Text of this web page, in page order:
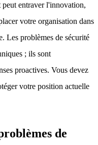
peut entraver l'innovation,
votre organisation dans
Les problèmes de sécurité
; ils sont
proactives. Vous devez
votre position actuelle
de